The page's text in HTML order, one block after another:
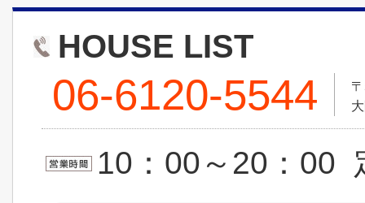
HOUSE LIST
06-6120-5544
10：00～20：00